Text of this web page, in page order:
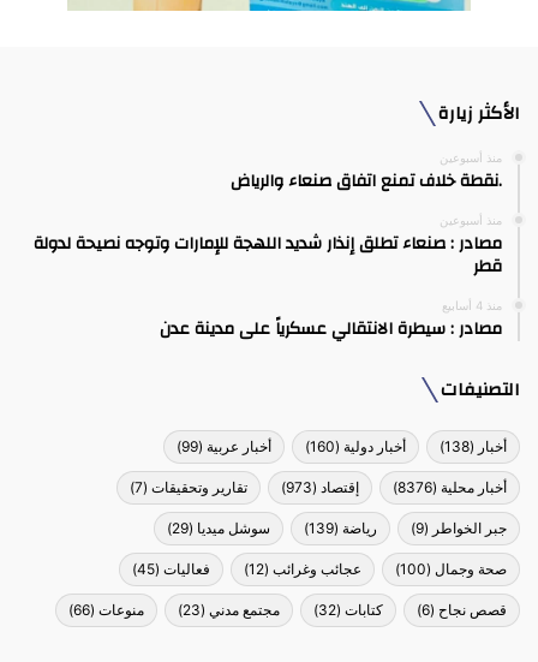
الأكثر زيارة
منذ أسبوعين
.نقطة خلاف تمنع اتفاق صنعاء والرياض
منذ أسبوعين
مصادر : صنعاء تطلق إنذار شديد اللهجة للإمارات وتوجه نصيحة لدولة
قطر
منذ 4 أسابيع
مصادر : سيطرة الانتقالي عسكرياً على مدينة عدن
التصنيفات
أخبار (138) أخبار دولية (160) أخبار عربية (99)
أخبار محلية (8376) إقتصاد (973) تقارير وتحقيقات (7)
جبر الخواطر (9) رياضة (139) سوشل ميديا (29)
صحة وجمال (100) عجائب وغرائب (12) فعاليات (45)
قصص نجاح (6) كتابات (32) مجتمع مدني (23) منوعات (66)